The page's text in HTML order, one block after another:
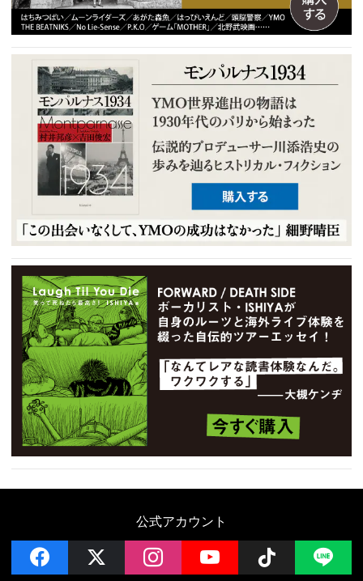
公式アカウント
facebook instagramYouTube Follow